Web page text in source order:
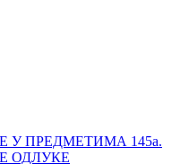
У ПРЕДМЕТИМА 145а.
ОДЛУКЕ